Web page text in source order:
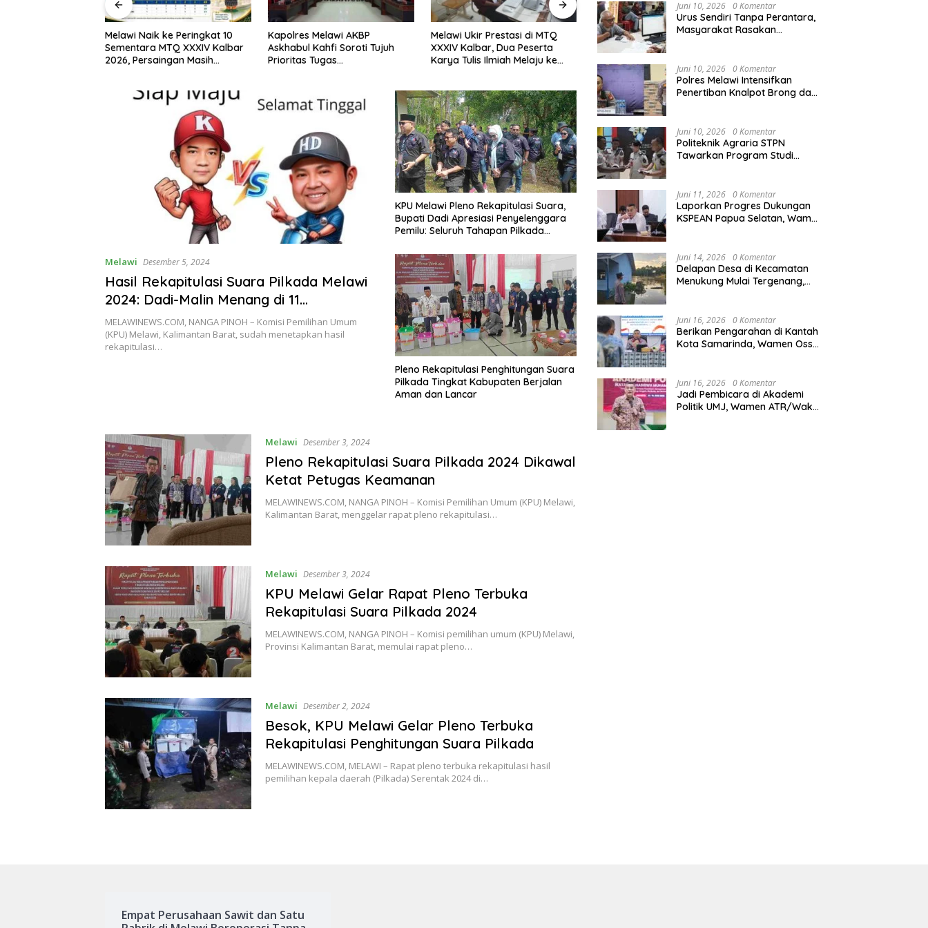
Naik ke Peringkat 10
MTQ XXXIV Kalbar
Kapolres Melawi AKBP
Askhabul Kahfi Soroti Tujuh
Prioritas Tugas
Melawi Ukir Prestasi di MTQ
XXXIV Kalbar, Dua Peserta
Karya Tulis Ilmiah Melaju ke
Melawi Tempati Peringkat ke-11
Sementara pada MTQ XXXIV
Tingkat Provinsi Kalbar 2026
Semarak HUT RI ke-81,
Pedagang Musiman Atribut
Pinoh
Melawi Desember 5, 2024
Hasil Rekapitulasi Suara Pilkada Melawi
2024: Dadi-Malin Menang di 11
Kecamatan
MELAWINEWS.COM, NANGA PINOH – Komisi Pemilihan Umum
(KPU) Melawi, Kalimantan Barat, sudah menetapkan hasil
rekapitulasi…
KPU Melawi Pleno Rekapitulasi Suara,
Bupati Dadi Apresiasi Penyelenggara
Pemilu: Seluruh Tahapan Pilkada
Pleno Rekapitulasi Penghitungan Suara
Pilkada Tingkat Kabupaten Berjalan
Aman dan Lancar
Melawi Desember 3, 2024
Pleno Rekapitulasi Suara Pilkada 2024 Dikawal
Ketat Petugas Keamanan
MELAWINEWS.COM, NANGA PINOH – Komisi Pemilihan Umum (KPU) Melawi,
Kalimantan Barat, menggelar rapat pleno rekapitulasi…
Melawi Desember 3, 2024
KPU Melawi Gelar Rapat Pleno Terbuka
Rekapitulasi Suara Pilkada 2024
MELAWINEWS.COM, NANGA PINOH – Komisi pemilihan umum (KPU) Melawi,
Provinsi Kalimantan Barat, memulai rapat pleno…
Melawi Desember 2, 2024
Besok, KPU Melawi Gelar Pleno Terbuka
Rekapitulasi Penghitungan Suara Pilkada
MELAWINEWS.COM, MELAWI – Rapat pleno terbuka rekapitulasi hasil
pemilihan kepala daerah (Pilkada) Serentak 2024 di…
Agraria/Pertanahan dan Tata
Ruang
Juni 10, 2026 0 Komentar
Urus Sendiri Tanpa Perantara,
Masyarakat Rasakan
Juni 10, 2026 0 Komentar
Polres Melawi Intensifkan
Penertiban Knalpot Brong dan
Juni 10, 2026 0 Komentar
Politeknik Agraria STPN
Tawarkan Program Studi
Juni 11, 2026 0 Komentar
Laporkan Progres Dukungan
KSPEAN Papua Selatan, Wamen
Nasional
Juni 14, 2026 0 Komentar
Delapan Desa di Kecamatan
Menukung Mulai Tergenang,
Juni 16, 2026 0 Komentar
Berikan Pengarahan di Kantah
Kota Samarinda, Wamen Ossy:
Kalimantan Timur
Juni 16, 2026 0 Komentar
Jadi Pembicara di Akademi
Politik UMJ, Wamen ATR/Waka
Empat Perusahaan Sawit dan Satu